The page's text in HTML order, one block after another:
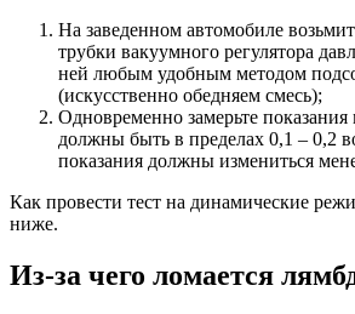
На заведенном автомобиле
трубки вакуумного регулятора
ней любым удобным методом
(искусственно обедняем смесь);
Одновременно замерьте показания
должны быть в пределах 0,1 – 0,2
показания должны измениться
Как провести тест на динамические
ниже.
Из-за чего ломается